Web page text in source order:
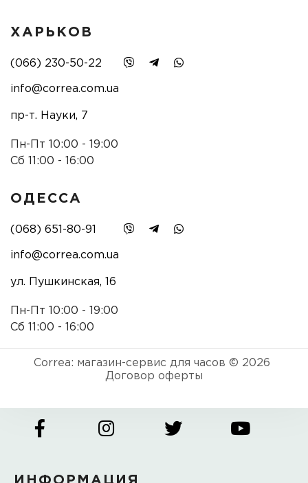
ХАРЬКОВ
(066) 230-50-22
info@correa.com.ua
пр-т. Науки, 7
Пн-Пт 10:00 - 19:00
Сб 11:00 - 16:00
ОДЕССА
(068) 651-80-91
info@correa.com.ua
ул. Пушкинская, 16
Пн-Пт 10:00 - 19:00
Сб 11:00 - 16:00
Correa: магазин-сервис для часов © 2026
Договор оферты
ИНФОРМАЦИЯ